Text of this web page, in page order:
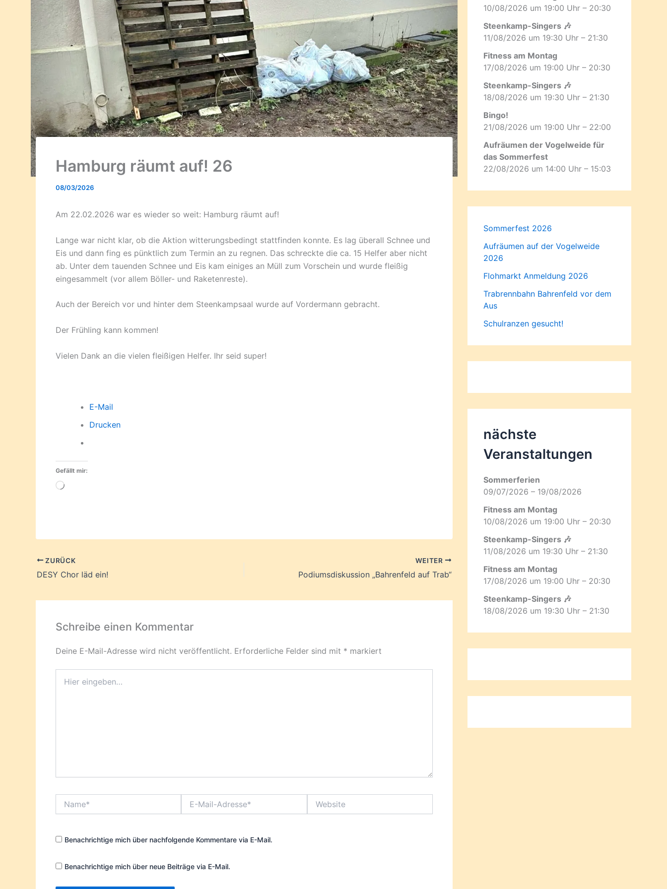
Hamburg räumt auf! 26
08/03/2026
Am 22.02.2026 war es wieder so weit: Hamburg räumt auf!
Lange war nicht klar, ob die Aktion witterungsbedingt stattfinden konnte. Es lag überall Schnee und
Eis und dann fing es pünktlich zum Termin an zu regnen. Das schreckte die ca. 15 Helfer aber nicht
ab. Unter dem tauenden Schnee und Eis kam einiges an Müll zum Vorschein und wurde fleißig
eingesammelt (vor allem Böller- und Raketenreste).
Auch der Bereich vor und hinter dem Steenkampsaal wurde auf Vordermann gebracht.
Der Frühling kann kommen!
Vielen Dank an die vielen fleißigen Helfer. Ihr seid super!
E-Mail
Drucken
Gefällt mir:
Wird
ZURÜCK
DESY Chor läd ein!
WEITER
Podiumsdiskussion „Bahrenfeld auf Trab“
Schreibe einen Kommentar
Deine E-Mail-Adresse wird nicht veröffentlicht. Erforderliche Felder sind mit * markiert
eingeben…
Mail-
Benachrichtige mich über nachfolgende Kommentare via E-Mail.
Benachrichtige mich über neue Beiträge via E-Mail.
10/08/2026 um 19:00 Uhr – 20:30
Steenkamp-Singers 🎶
11/08/2026 um 19:30 Uhr – 21:30
Fitness am Montag
17/08/2026 um 19:00 Uhr – 20:30
Steenkamp-Singers 🎶
18/08/2026 um 19:30 Uhr – 21:30
Bingo!
21/08/2026 um 19:00 Uhr – 22:00
Aufräumen der Vogelweide für
das Sommerfest
22/08/2026 um 14:00 Uhr – 15:03
Sommerfest 2026
Aufräumen auf der Vogelweide
2026
Flohmarkt Anmeldung 2026
Trabrennbahn Bahrenfeld vor dem
Aus
Schulranzen gesucht!
nächste
Veranstaltungen
Sommerferien
09/07/2026 – 19/08/2026
Fitness am Montag
10/08/2026 um 19:00 Uhr – 20:30
Steenkamp-Singers 🎶
11/08/2026 um 19:30 Uhr – 21:30
Fitness am Montag
17/08/2026 um 19:00 Uhr – 20:30
Steenkamp-Singers 🎶
18/08/2026 um 19:30 Uhr – 21:30